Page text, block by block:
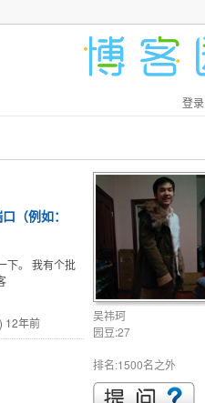
登录
（例如：
下。 我有个批
12年前
吴祎珂
园豆:27
排名:1500名之外